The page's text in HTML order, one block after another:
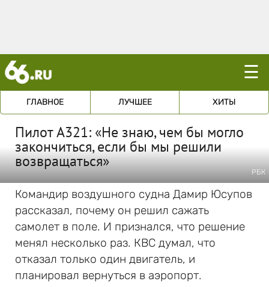
☰
ГЛАВНОЕ ЛУЧШЕЕ ХИТЫ
Пилот A321: «Не знаю, чем бы могло
закончиться, если бы мы решили
возвращаться»
РБК
Командир воздушного судна Дамир Юсупов
рассказал, почему он решил сажать
самолет в поле. И признался, что решение
менял несколько раз. КВС думал, что
отказал только один двигатель, и
планировал вернуться в аэропорт.